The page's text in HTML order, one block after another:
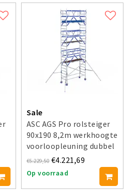
Sale
ASC AGS Pro rolsteiger
90x190 8,2m werkhoogte
voorloopleuning dubbel
€5.229,50 €4.221,69
Op voorraad